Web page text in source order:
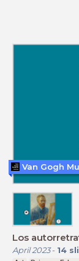
Los
April 2023- 14
Van Gogh